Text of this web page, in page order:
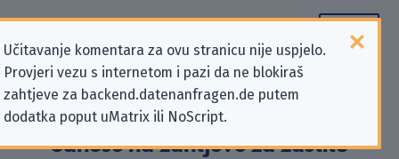
Učitavanje komentara za ovu stranicu nije uspjelo.
Provjeri vezu s internetom i pazi da ne blokiraš
zahtjeve za backend.datenanfragen.de putem
dodatka poput uMatrix ili NoScript.
Podaci kontakta „AOK-
Bundesverband eGbR” koji se
odnose na zahtjeve za zaštitu